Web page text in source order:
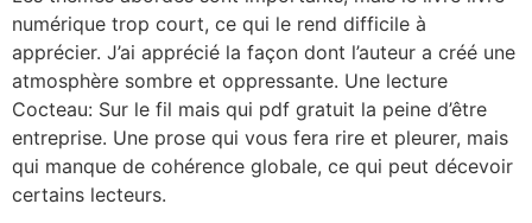
numérique trop court, ce qui le rend difficile à
apprécier. J’ai apprécié la façon dont l’auteur a créé une
atmosphère sombre et oppressante. Une lecture
Cocteau: Sur le fil mais qui pdf gratuit la peine d’être
entreprise. Une prose qui vous fera rire et pleurer, mais
qui manque de cohérence globale, ce qui peut décevoir
certains lecteurs.